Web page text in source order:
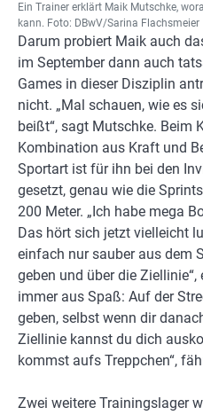
Ein Trainer erklärt Maik Mutschke,
kann. Foto: DBwV/Sarina Flachsmeier
Darum probiert Maik auch
im September dann auch
Games in dieser Disziplin
nicht. „Mal schauen, wie es
beißt“, sagt Mutschke. Beim
Kombination aus Kraft und
Sportart ist für ihn bei den
gesetzt, genau wie die
200 Meter. „Ich habe mega
Das hört sich jetzt vielleicht
einfach nur sauber aus dem
geben und über die
immer aus Spaß: Auf der
geben, selbst wenn dir
Ziellinie kannst du dich
kommst aufs Treppchen“,
Zwei weitere Trainingslager